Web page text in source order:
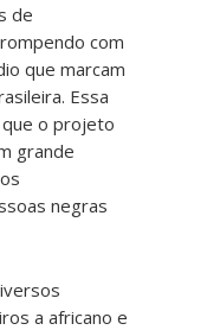
de
com
que marcam
Essa
que o projeto
grande
negras
a africano e